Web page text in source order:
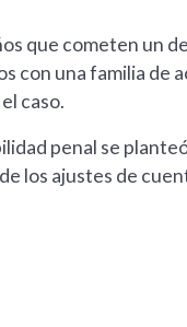
que cometen un
con una familia
caso.
penal se
los ajustes de